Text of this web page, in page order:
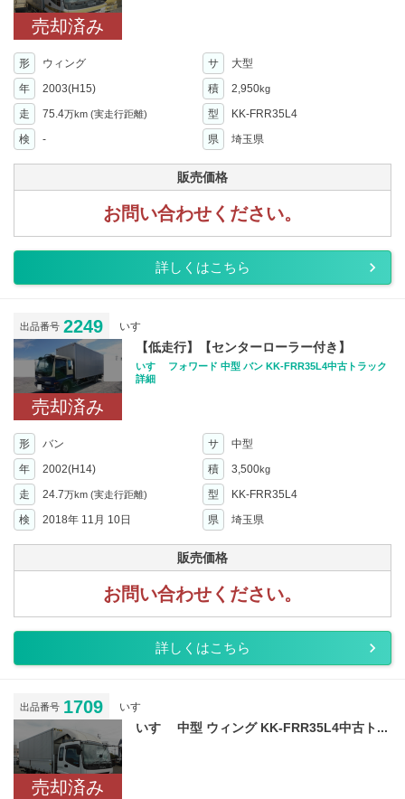
売却済み
形 ウィング サ
大型
年
2003(H15) 積 2,950kg
走 75.4万km (実走行距離) 型
KK-FRR35L4
検
- 県 埼玉県
販売価格
お問い合わせください。
詳しくはこちら
出品番号 2249 いすゞ
売却済み
【低走行】【センターローラー付き】
いすゞ フォワード 中型 バン KK-FRR35L4中古トラック
詳細
形 バン サ
中型
年
2002(H14) 積 3,500kg
走 24.7万km (実走行距離) 型
KK-FRR35L4
検
2018年 11月 10日 県 埼玉県
販売価格
お問い合わせください。
詳しくはこちら
出品番号 1709 いすゞ
売却済み
いすゞ 中型 ウィング KK-FRR35L4中古ト...